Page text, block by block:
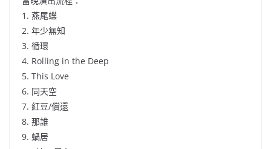
1. 燕尾蝶
2. 年少無知
3. 循環
4. Rolling in the Deep
5. This Love
6. 同天空
7. 紅豆/償還
8. 那誰
9. 蝸居